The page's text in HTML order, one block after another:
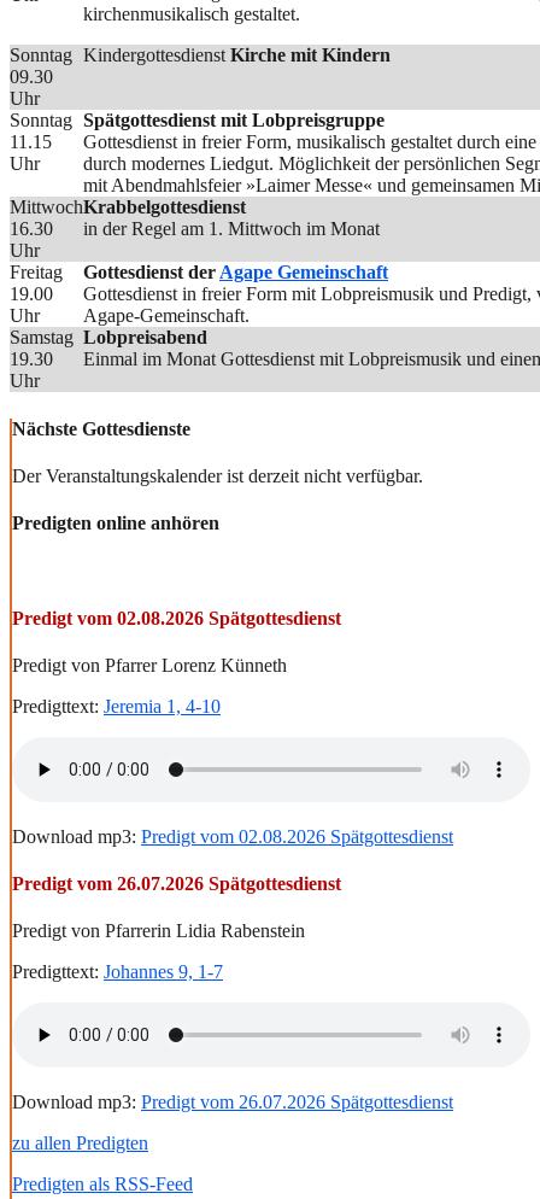
kirchenmusikalisch gestaltet.
Sonntag
09.30
Uhr
Kindergottesdienst Kirche mit Kindern
Sonntag
11.15
Uhr
Spätgottesdienst mit Lobpreisgruppe
Gottesdienst in freier Form, musikalisch gestaltet durch
durch modernes Liedgut. Möglichkeit der persönlichen
mit Abendmahlsfeier »Laimer Messe« und gemeinsamen
Mittwoch
16.30
Uhr
Krabbelgottesdienst
in der Regel am 1. Mittwoch im Monat
Freitag
19.00
Uhr
Gottesdienst der Agape Gemeinschaft
Gottesdienst in freier Form mit Lobpreismusik und Predigt,
Agape-Gemeinschaft.
Samstag
19.30
Uhr
Lobpreisabend
Einmal im Monat Gottesdienst mit Lobpreismusik und
Nächste Gottesdienste
Der Veranstaltungskalender ist derzeit nicht verfügbar.
Predigten online anhören
Predigt vom 02.08.2026 Spätgottesdienst
Predigt von Pfarrer Lorenz Künneth
Predigttext: Jeremia 1, 4-10
Download mp3: Predigt vom 02.08.2026 Spätgottesdienst
Predigt vom 26.07.2026 Spätgottesdienst
Predigt von Pfarrerin Lidia Rabenstein
Predigttext: Johannes 9, 1-7
Download mp3: Predigt vom 26.07.2026 Spätgottesdienst
zu allen Predigten
Predigten als RSS-Feed